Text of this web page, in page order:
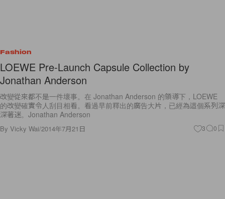
Fashion
LOEWE Pre-Launch Capsule Collection by
Jonathan Anderson
改變從來都不是一件壞事。在 Jonathan Anderson 的領導下，LOEWE
的改變確實令人刮目相看。看過早前釋出的廣告大片，已經為這個系列深
深著迷。Jonathan Anderson
By Vicky Wai/2014年7月21日 3 0